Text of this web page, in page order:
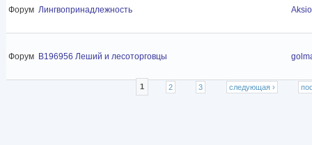
Форум Лингвопринадлежность
Форум B196956 Леший и лесоторговцы
1 2 3 следующая ›